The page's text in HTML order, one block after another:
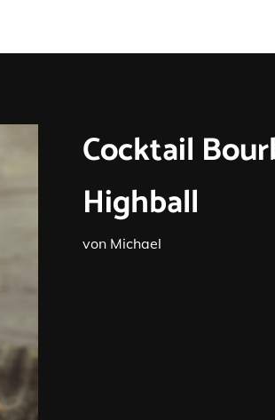
Cocktail
Highball
von Michael